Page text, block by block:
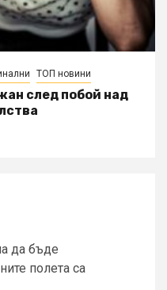
ТОП новини
след побой над
да бъде
полета са